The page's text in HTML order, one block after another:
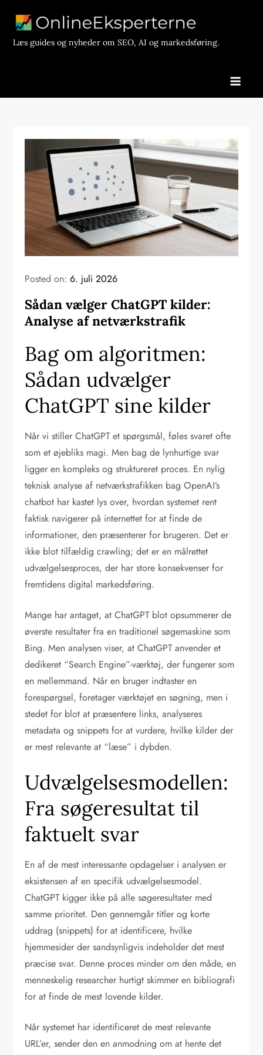
contentLæs guides og nyheder om SEO, AI og markedsføring.
Posted on:6. juli 2026
Sådan vælger ChatGPT kilder:
Analyse af netværkstrafik
Bag om algoritmen:
Sådan udvælger
ChatGPT sine kilder
Når vi stiller ChatGPT et spørgsmål, føles svaret ofte
som et øjebliks magi. Men bag de lynhurtige svar
ligger en kompleks og struktureret proces. En nylig
teknisk analyse af netværkstrafikken bag OpenAI’s
chatbot har kastet lys over, hvordan systemet rent
faktisk navigerer på internettet for at finde de
informationer, den præsenterer for brugeren. Det er
ikke blot tilfældig crawling; det er en målrettet
udvælgelsesproces, der har store konsekvenser for
fremtidens digital markedsføring.
Mange har antaget, at ChatGPT blot opsummerer de
øverste resultater fra en traditionel søgemaskine som
Bing. Men analysen viser, at ChatGPT anvender et
dedikeret “Search Engine”-værktøj, der fungerer som
en mellemmand. Når en bruger indtaster en
forespørgsel, foretager værktøjet en søgning, men i
stedet for blot at præsentere links, analyseres
metadata og snippets for at vurdere, hvilke kilder der
er mest relevante at “læse” i dybden.
Udvælgelsesmodellen:
Fra søgeresultat til
faktuelt svar
En af de mest interessante opdagelser i analysen er
eksistensen af en specifik udvælgelsesmodel.
ChatGPT kigger ikke på alle søgeresultater med
samme prioritet. Den gennemgår titler og korte
uddrag (snippets) for at identificere, hvilke
hjemmesider der sandsynligvis indeholder det mest
præcise svar. Denne proces minder om den måde, en
menneskelig researcher hurtigt skimmer en bibliografi
for at finde de mest lovende kilder.
Når systemet har identificeret de mest relevante
URL’er, sender den en anmodning om at hente det